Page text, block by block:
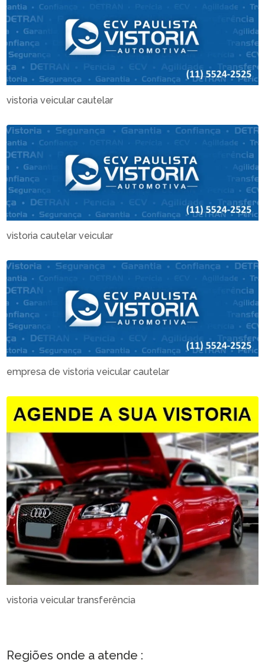
vistoria veicular cautelar
vistoria cautelar veicular
empresa de vistoria veicular cautelar
vistoria veicular transferência
Regiões onde a atende :